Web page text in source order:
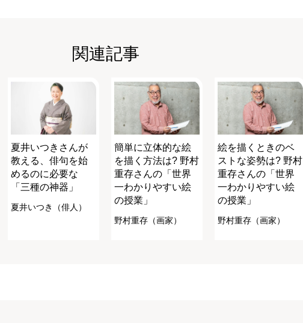
関連記事
夏井いつきさんが
教える、俳句を始
めるのに必要な
「三種の神器」
夏井いつき（俳人）
簡単に立体的な絵
を描く方法は? 野村
重存さんの「世界
一わかりやすい絵
の授業」
野村重存（画家）
絵を描くときのベ
ストな姿勢は? 野村
重存さんの「世界
一わかりやすい絵
の授業」
野村重存（画家）